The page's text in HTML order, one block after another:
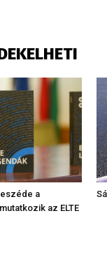
a
az ELTE